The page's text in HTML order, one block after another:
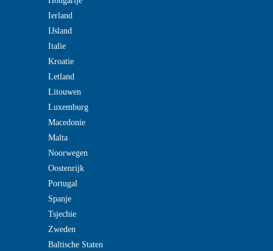
Ierland
IJsland
Italie
Kroatie
Letland
Litouwen
Luxemburg
Macedonie
Malta
Noorwegen
Oostenrijk
Portugal
Spanje
Tsjechie
Zweden
Baltische Staten